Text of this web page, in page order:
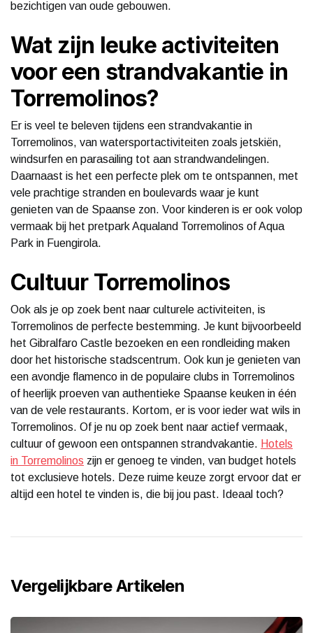
bezichtigen van oude gebouwen.
Wat zijn leuke activiteiten
voor een strandvakantie in
Torremolinos?
Er is veel te beleven tijdens een strandvakantie in
Torremolinos, van watersportactiviteiten zoals jetskiën,
windsurfen en parasailing tot aan strandwandelingen.
Daarnaast is het een perfecte plek om te ontspannen, met
vele prachtige stranden en boulevards waar je kunt
genieten van de Spaanse zon. Voor kinderen is er ook volop
vermaak bij het pretpark Aqualand Torremolinos of Aqua
Park in Fuengirola.
Cultuur Torremolinos
Ook als je op zoek bent naar culturele activiteiten, is
Torremolinos de perfecte bestemming. Je kunt bijvoorbeeld
het Gibralfaro Castle bezoeken en een rondleiding maken
door het historische stadscentrum. Ook kun je genieten van
een avondje flamenco in de populaire clubs in Torremolinos
of heerlijk proeven van authentieke Spaanse keuken in één
van de vele restaurants. Kortom, er is voor ieder wat wils in
Torremolinos. Of je nu op zoek bent naar actief vermaak,
cultuur of gewoon een ontspannen strandvakantie. Hotels
in Torremolinos zijn er genoeg te vinden, van budget hotels
tot exclusieve hotels. Deze ruime keuze zorgt ervoor dat er
altijd een hotel te vinden is, die bij jou past. Ideaal toch?
Vergelijkbare Artikelen